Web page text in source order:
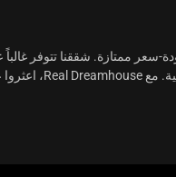
سعر ممتازة. شققنا تتوفر
مع Real Dreamhouse،